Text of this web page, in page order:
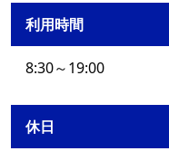
利用時間
8:30～19:00
休日